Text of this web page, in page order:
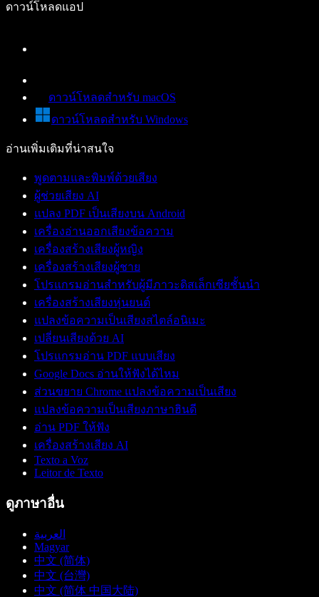
ดาวน์โหลดแอป
ดาวน์โหลดสำหรับ macOS
ดาวน์โหลดสำหรับ Windows
อ่านเพิ่มเติมที่น่าสนใจ
พูดตามและพิมพ์ด้วยเสียง
ผู้ช่วยเสียง AI
แปลง PDF เป็นเสียงบน Android
เครื่องอ่านออกเสียงข้อความ
เครื่องสร้างเสียงผู้หญิง
เครื่องสร้างเสียงผู้ชาย
โปรแกรมอ่านสำหรับผู้มีภาวะดิสเล็กเซียชั้นนำ
เครื่องสร้างเสียงหุ่นยนต์
แปลงข้อความเป็นเสียงสไตล์อนิเมะ
เปลี่ยนเสียงด้วย AI
โปรแกรมอ่าน PDF แบบเสียง
Google Docs อ่านให้ฟังได้ไหม
ส่วนขยาย Chrome แปลงข้อความเป็นเสียง
แปลงข้อความเป็นเสียงภาษาฮินดี
อ่าน PDF ให้ฟัง
เครื่องสร้างเสียง AI
Texto a Voz
Leitor de Texto
ดูภาษาอื่น
العربية
Magyar
中文 (简体)
中文 (台灣)
中文 (简体 中国大陆)